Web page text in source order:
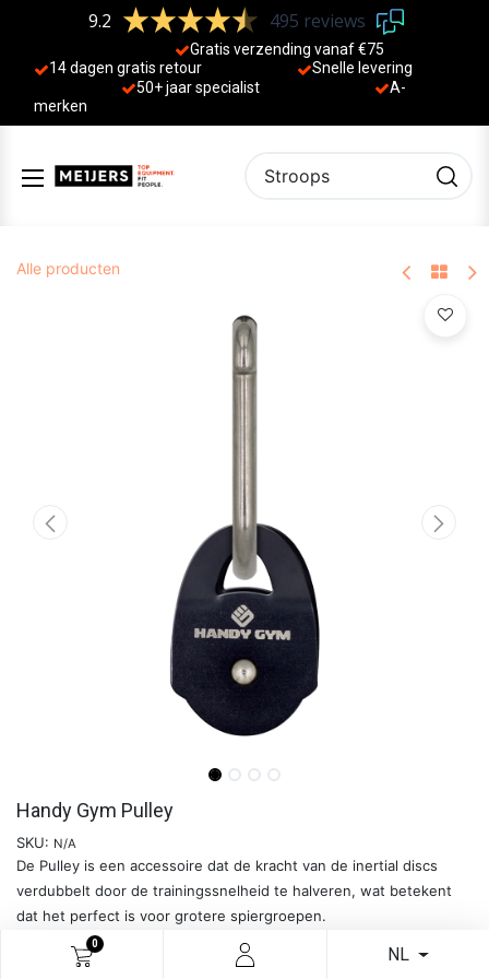
0
NL
9.2 495 reviews
Gratis verzending vanaf €75
14 dagen gratis retour
Sne lle levering
50+ jaar specialist
A-
merken
Alle producten
Handy Gym Pulley
SKU: N/A
De Pulley is een accessoire dat de kracht van de inertial discs
verdubbelt door de trainingssnelheid te halveren, wat betekent
dat het perfect is voor grotere spiergroepen.